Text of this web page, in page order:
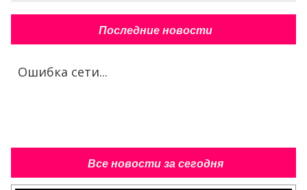
Последние новости
Ошибка сети...
Все новости за сегодня